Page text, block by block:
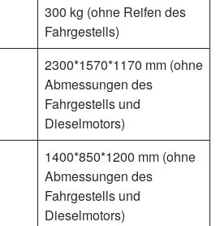
300 kg (ohne Reifen des
Fahrgestells)
2300*1570*1170 mm (ohne
Abmessungen des
Fahrgestells und
Dieselmotors)
1400*850*1200 mm (ohne
Abmessungen des
Fahrgestells und
Dieselmotors)